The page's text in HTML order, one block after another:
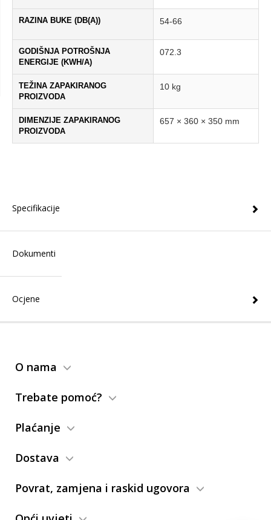
RAZINA BUKE (DB(A)) 54-66
GODIŠNJA POTROŠNJA
ENERGIJE (KWH/A)
072.3
TEŽINA ZAPAKIRANOG
PROIZVODA
10 kg
DIMENZIJE ZAPAKIRANOG
PROIZVODA
657 × 360 × 350 mm
Specifikacije
Dokumenti
Ocjene
O nama
Trebate pomoć?
Plaćanje
Dostava
Povrat, zamjena i raskid ugovora